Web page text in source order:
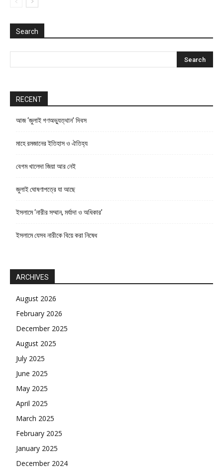
Search
RECENT
আজ ‘জুলাই গণঅভ্যুত্থান’ দিবস
মাহে রমজানের ইতিহাস ও ঐতিহ্য
বেগম খালেদা জিয়া আর নেই
জুলাই ঘোষণাপত্রে যা আছে
ইসলামে ‘নারীর সম্মান, মর্যাদা ও অধিকার’
ইসলামে যেসব নারীকে বিয়ে করা নিষেধ
ARCHIVES
August 2026
February 2026
December 2025
August 2025
July 2025
June 2025
May 2025
April 2025
March 2025
February 2025
January 2025
December 2024